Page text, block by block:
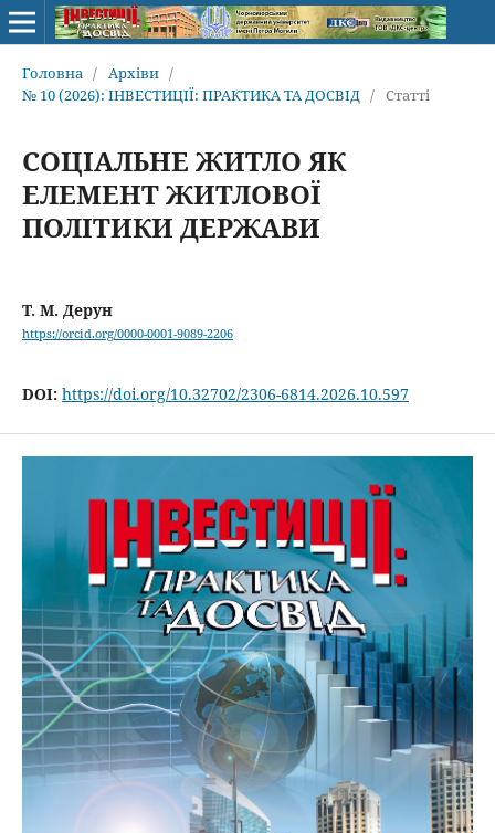
Головна / Архіви /
№ 10 (2026): ІНВЕСТИЦІЇ: ПРАКТИКА ТА ДОСВІД / Статті
СОЦІАЛЬНЕ ЖИТЛО ЯК
ЕЛЕМЕНТ ЖИТЛОВОЇ
ПОЛІТИКИ ДЕРЖАВИ
Т. М. Дерун
https://orcid.org/0000-0001-9089-2206
DOI: https://doi.org/10.32702/2306-6814.2026.10.597